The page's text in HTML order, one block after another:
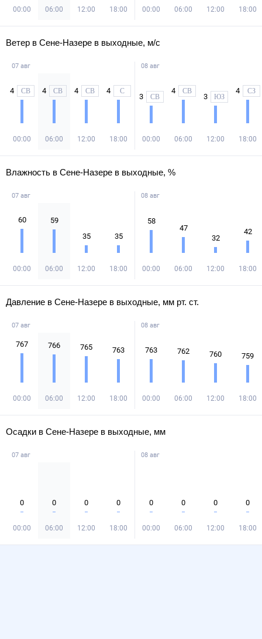
00:00 06:00 12:00 18:00 00:00 06:00 12:00 18:00
Ветер в Сене-Назере в выходные, м/с
07 авг
4 СВ
00:00
4 СВ
06:00
4 СВ
12:00
4 С
18:00
08 авг
3 СВ
00:00
4 СВ
06:00
3 ЮЗ
12:00
4 СЗ
18:00
Влажность в Сене-Назере в выходные, %
07 авг
60
00:00
59
06:00
35
12:00
35
18:00
08 авг
58
00:00
47
06:00
32
12:00
42
18:00
Давление в Сене-Назере в выходные, мм рт. ст.
07 авг
767
00:00
766
06:00
765
12:00
763
18:00
08 авг
763
00:00
762
06:00
760
12:00
759
18:00
Осадки в Сене-Назере в выходные, мм
07 авг
0
00:00
0
06:00
0
12:00
0
18:00
08 авг
0
00:00
0
06:00
0
12:00
0
18:00